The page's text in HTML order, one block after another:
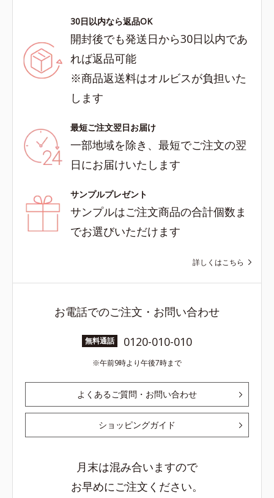
30日以内なら返品OK
開封後でも発送日から30日以内であ
れば返品可能
※商品返送料はオルビスが負担いた
します
最短ご注文翌日お届け
一部地域を除き、最短でご注文の翌
日にお届けいたします
サンプルプレゼント
サンプルはご注文商品の合計個数ま
でお選びいただけます
詳しくはこちら
お電話でのご注文・お問い合わせ
無料通話 0120-010-010
午前9時より午後7時まで
よくあるご質問・お問い合わせ
ショッピングガイド
月末は混み合いますので
お早めにご注文ください。